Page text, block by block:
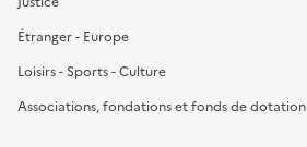
Étranger - Europe
Loisirs - Sports - Culture
Associations, fondations et fonds de dotation